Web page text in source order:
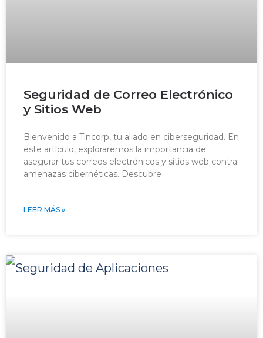
Seguridad de Correo Electrónico
y Sitios Web
Bienvenido a Tincorp, tu aliado en ciberseguridad. En
este artículo, exploraremos la importancia de
asegurar tus correos electrónicos y sitios web contra
amenazas cibernéticas. Descubre
LEER MÁS »